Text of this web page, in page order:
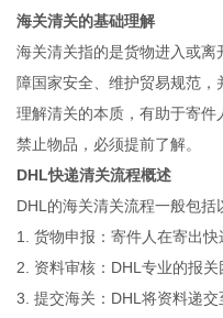
海关清关的基础理解
海关清关指的是货物进入或
障国家安全、维护贸易规范
理解清关的本质，有助于寄
禁止物品，必须提前了解。
DHL快递清关流程概述
DHL的海关清关流程一般包括
1. 货物申报：寄件人在寄出
2. 资料审核：DHL专业的报
3. 提交海关：DHL将资料递